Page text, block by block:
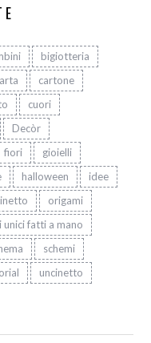
bigiotteria
cartone
cuori
Decòr
fiori
gioielli
halloween
idee
origami
unici fatti a mano
schemi
uncinetto